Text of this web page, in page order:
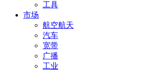
工具
市场
航空航天
汽车
宽带
广播
工业